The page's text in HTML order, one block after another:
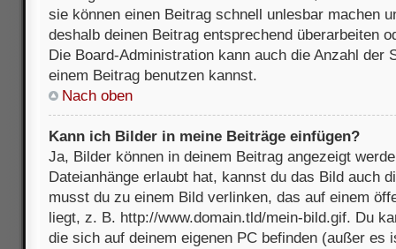
sie können einen Beitrag schnell unlesbar machen
deshalb deinen Beitrag entsprechend überarbeiten
Die Board-Administration kann auch die Anzahl der
einem Beitrag benutzen kannst.
Nach oben
Kann ich Bilder in meine Beiträge einfügen?
Ja, Bilder können in deinem Beitrag angezeigt
Dateianhänge erlaubt hat, kannst du das Bild auch
musst du zu einem Bild verlinken, das auf einem
liegt, z. B. http://www.domain.tld/mein-bild.gif. Du
die sich auf deinem eigenen PC befinden (außer es